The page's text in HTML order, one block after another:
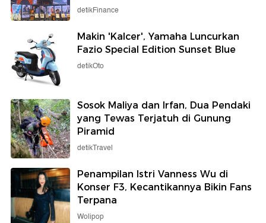
detikFinance
Makin 'Kalcer', Yamaha Luncurkan
Fazio Special Edition Sunset Blue
detikOto
Sosok Maliya dan Irfan, Dua Pendaki
yang Tewas Terjatuh di Gunung
Piramid
detikTravel
Penampilan Istri Vanness Wu di
Konser F3, Kecantikannya Bikin Fans
Terpana
Wolipop